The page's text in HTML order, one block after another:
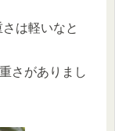
は軽いなと
さがありまし